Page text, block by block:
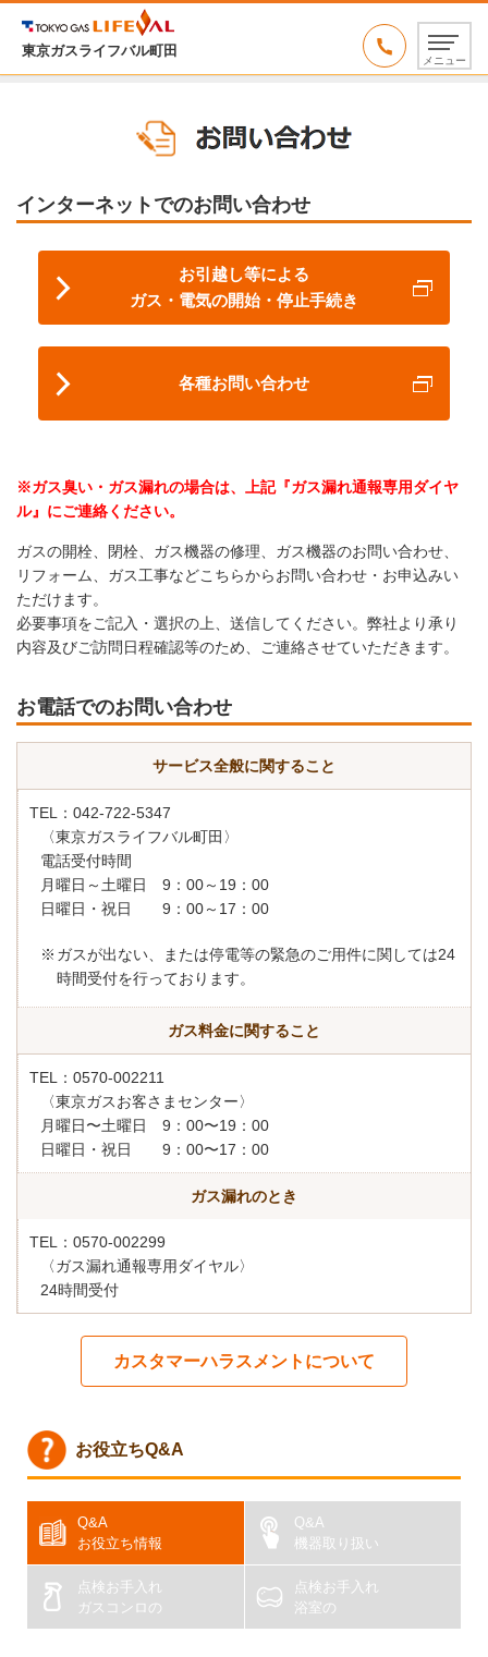
東京ガスライフバル町田
メニュー
インターネットでのお問い合わせ
お引越し等による
ガス・電気の開始・停止手続き
各種お問い合わせ
※ガス臭い・ガス漏れの場合は、上記『ガス漏れ通報専用ダイヤ
ル』にご連絡ください。
ガスの開栓、閉栓、ガス機器の修理、ガス機器のお問い合わせ、
リフォーム、ガス工事などこちらからお問い合わせ・お申込みい
ただけます。
必要事項をご記入・選択の上、送信してください。弊社より承り
内容及びご訪問日程確認等のため、ご連絡させていただきます。
お電話でのお問い合わせ
サービス全般に関すること
TEL：042-722-5347
〈東京ガスライフバル町田〉
電話受付時間
月曜日～土曜日 9：00～19：00
日曜日・祝日 9：00～17：00
ガスが出ない、または停電等の緊急のご用件に関しては24
時間受付を行っております。
ガス料金に関すること
TEL：0570-002211
〈東京ガスお客さまセンター〉
月曜日〜土曜日 9：00〜19：00
日曜日・祝日 9：00〜17：00
ガス漏れのとき
TEL：0570-002299
〈ガス漏れ通報専用ダイヤル〉
24時間受付
カスタマーハラスメントについて